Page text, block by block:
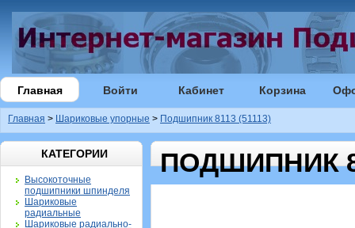
Главная Войти Кабинет Корзина
Главная > Шариковые упорные > Подшипник 8113 (51113)
КАТЕГОРИИ
Высокоточные
подшипники шпинделя
Шариковые
радиальные
Шариковые радиально-
ПОДШИПНИК